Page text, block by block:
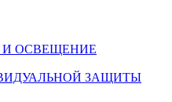
И ОСВЕЩЕНИЕ
ЗАЩИТЫ